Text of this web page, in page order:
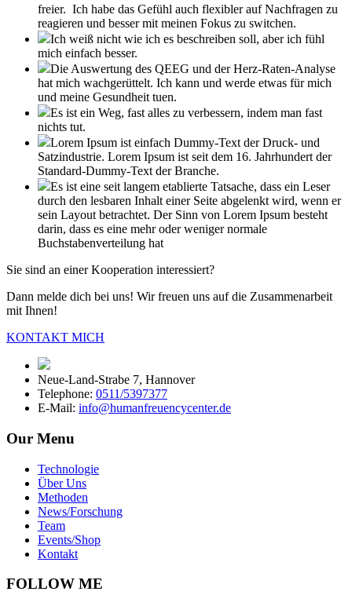
freier. Ich habe das Gefühl auch flexibler auf Nachfragen zu
reagieren und besser mit meinen Fokus zu switchen.
Ich weiß nicht wie ich es beschreiben soll, aber ich fühl
mich einfach besser.
Die Auswertung des QEEG und der Herz-Raten-Analyse
hat mich wachgerüttelt. Ich kann und werde etwas für mich
und meine Gesundheit tuen.
Es ist ein Weg, fast alles zu verbessern, indem man fast
nichts tut.
Lorem Ipsum ist einfach Dummy-Text der Druck- und
Satzindustrie. Lorem Ipsum ist seit dem 16. Jahrhundert der
Standard-Dummy-Text der Branche.
Es ist eine seit langem etablierte Tatsache, dass ein Leser
durch den lesbaren Inhalt einer Seite abgelenkt wird, wenn er
sein Layout betrachtet. Der Sinn von Lorem Ipsum besteht
darin, dass es eine mehr oder weniger normale
Buchstabenverteilung hat
Sie sind an einer Kooperation interessiert?
Dann melde dich bei uns! Wir freuen uns auf die Zusammenarbeit
mit Ihnen!
KONTAKT MICH
Neue-Land-Strabe 7, Hannover
Telephone: 0511/5397377
E-Mail: info@humanfreuencycenter.de
Our Menu
Technologie
Über Uns
Methoden
News/Forschung
Team
Events/Shop
Kontakt
FOLLOW ME